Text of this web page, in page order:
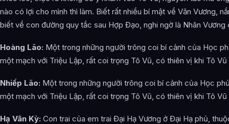
nào có lợi cho mình thì làm. Biết rất nhiều bí mật về Văn Vương,
biết về con đường quy tắc sau Hợp Đạo, nghi ngờ là Nhân Vương
Hoàng Lão: Một trong những người trông coi bí cảnh của Học
một mạch với Triệu Lập, rất coi trọng Tô Vũ, có thiên vị khi Tô
Nhiếp Lão: Một trong những người trông coi bí cảnh của Học
một mạch với Triệu Lập, rất coi trọng Tô Vũ, có thiên vị khi Tô
Hạ Vân Kỳ: Con trai của em trai Đại Hạ Vương ở Đại Hạ phủ,